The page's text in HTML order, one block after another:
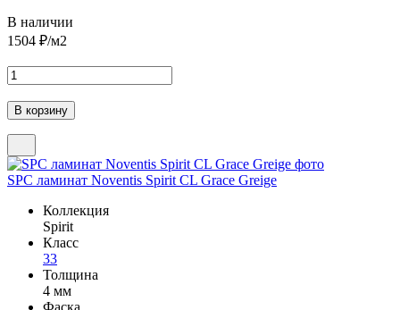
В наличии
1504 ₽/м2
SPC ламинат Noventis Spirit CL Grace Greige
Коллекция
Spirit
Класс
33
Толщина
4 мм
Фаска